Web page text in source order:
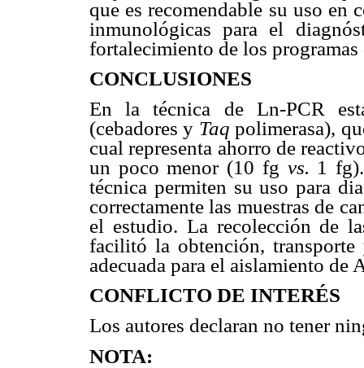
que es recomendable su uso en
inmunológicas para el
fortalecimiento de los
CONCLUSIONES
En la técnica de Ln-PCR
(cebadores y Taq polimerasa),
cual representa ahorro de
un poco menor (10 fg vs. 1
técnica permiten su uso para
correctamente las muestras de
el estudio. La recolección de
facilitó la obtención, transporte
adecuada para el aislamiento de
CONFLICTO DE INTERÉS
Los autores declaran no tener
NOTA: